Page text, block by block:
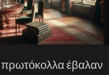
πρωτόκολλα έβαλαν